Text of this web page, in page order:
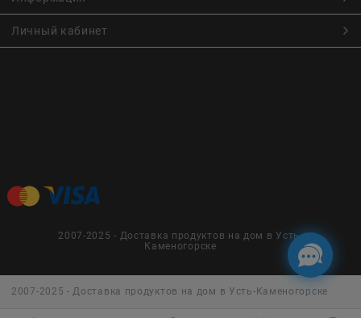
Личный кабинет
2007-2025 - Доставка продуктов на дом в Усть-
Каменогорске
2007-2025 - Доставка продуктов на дом в Усть-Каменогорске